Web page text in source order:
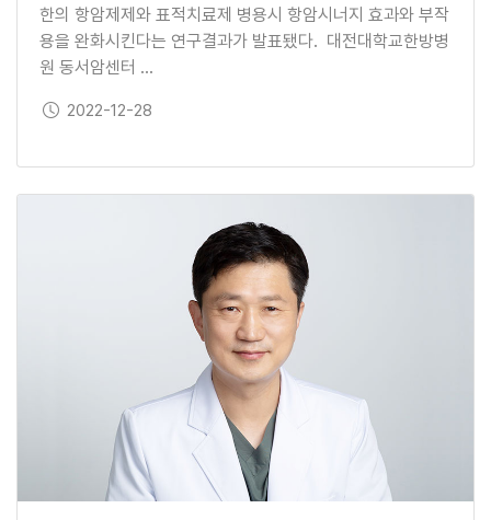
한의 항암제제와 표적치료제 병용시 항암시너지 효과와 부작
용을 완화시킨다는 연구결과가 발표됐다. 대전대학교한방병
원 동서암센터 …
보도일2022-12-28